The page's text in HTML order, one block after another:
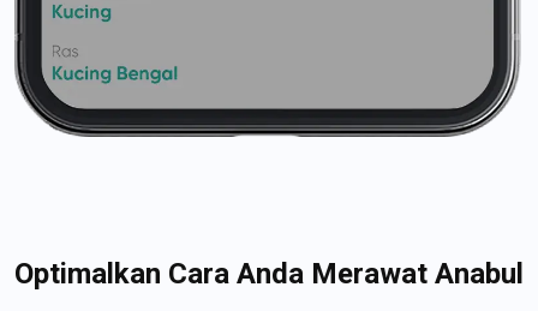
Optimalkan Cara Anda Merawat Anabul